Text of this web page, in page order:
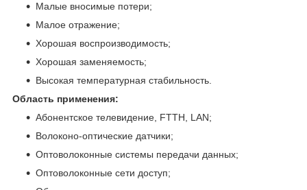
Малые вносимые потери;
Малое отражение;
Хорошая воспроизводимость;
Хорошая заменяемость;
Высокая температурная стабильность.
Область применения:
Абонентское телевидение, FTTH, LAN;
Волоконо-оптические датчики;
Оптоволоконные системы передачи данных;
Оптоволоконные сети доступ;